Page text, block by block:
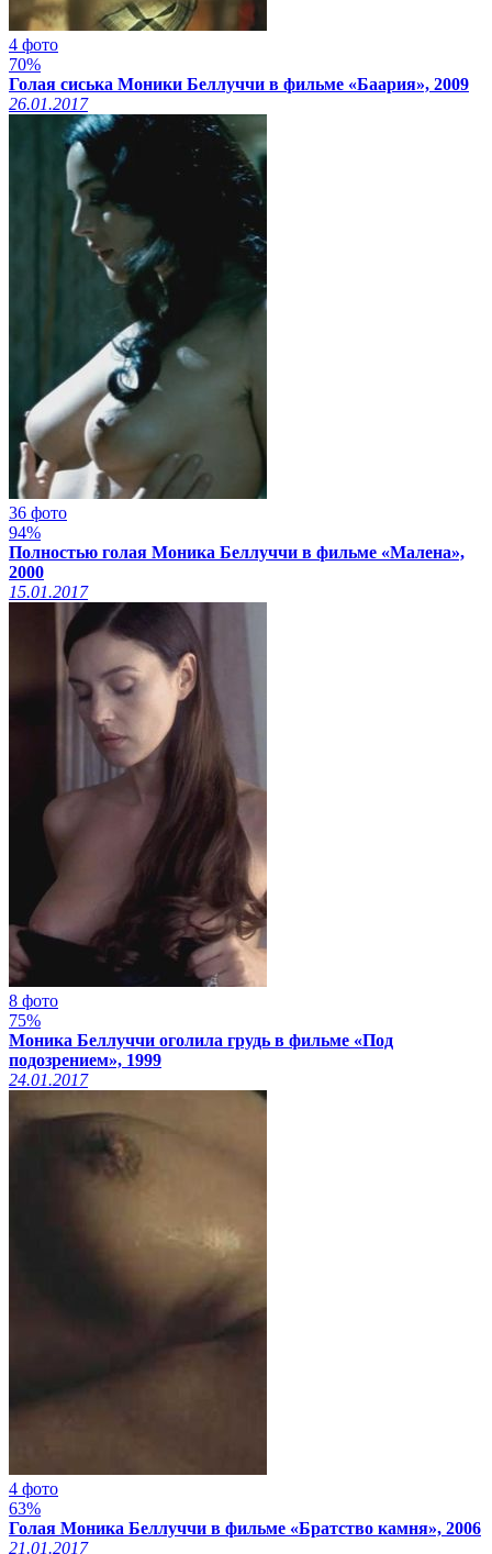
4 фото
70%
Голая сиська Моники Беллуччи в фильме «Баария», 2009
26.01.2017
36 фото
94%
Полностью голая Моника Беллуччи в фильме «Малена»,
2000
15.01.2017
8 фото
75%
Моника Беллуччи оголила грудь в фильме «Под
подозрением», 1999
24.01.2017
4 фото
63%
Голая Моника Беллуччи в фильме «Братство камня», 2006
21.01.2017